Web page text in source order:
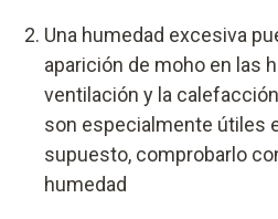
Una humedad excesiva
aparición de moho en las
ventilación y la
son especialmente útiles
supuesto, comprobarlo
humedad